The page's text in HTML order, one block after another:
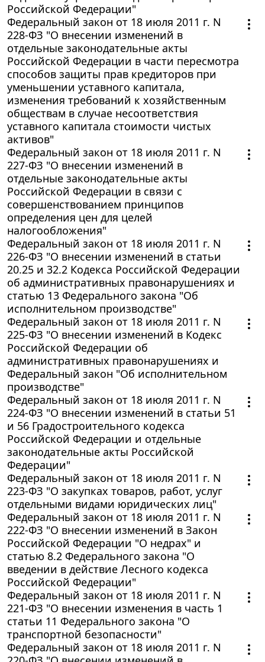
Российской Федерации"
Федеральный закон от 18 июля 2011 г. N
228-ФЗ "О внесении изменений в
отдельные законодательные акты
Российской Федерации в части пересмотра
способов защиты прав кредиторов при
уменьшении уставного капитала,
изменения требований к хозяйственным
обществам в случае несоответствия
уставного капитала стоимости чистых
активов"
Федеральный закон от 18 июля 2011 г. N
227-ФЗ "О внесении изменений в
отдельные законодательные акты
Российской Федерации в связи с
совершенствованием принципов
определения цен для целей
налогообложения"
Федеральный закон от 18 июля 2011 г. N
226-ФЗ "О внесении изменений в статьи
20.25 и 32.2 Кодекса Российской Федерации
об административных правонарушениях и
статью 13 Федерального закона "Об
исполнительном производстве"
Федеральный закон от 18 июля 2011 г. N
225-ФЗ "О внесении изменений в Кодекс
Российской Федерации об
административных правонарушениях и
Федеральный закон "Об исполнительном
производстве"
Федеральный закон от 18 июля 2011 г. N
224-ФЗ "О внесении изменений в статьи 51
и 56 Градостроительного кодекса
Российской Федерации и отдельные
законодательные акты Российской
Федерации"
Федеральный закон от 18 июля 2011 г. N
223-ФЗ "О закупках товаров, работ, услуг
отдельными видами юридических лиц"
Федеральный закон от 18 июля 2011 г. N
222-ФЗ "О внесении изменений в Закон
Российской Федерации "О недрах" и
статью 8.2 Федерального закона "О
введении в действие Лесного кодекса
Российской Федерации"
Федеральный закон от 18 июля 2011 г. N
221-ФЗ "О внесении изменения в часть 1
статьи 11 Федерального закона "О
транспортной безопасности"
Федеральный закон от 18 июля 2011 г. N